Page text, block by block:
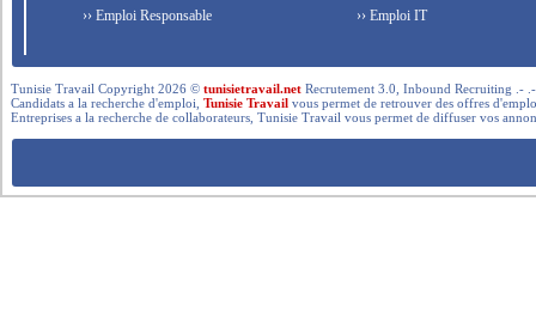
›› Emploi Responsable
›› Emploi IT
Tunisie Travail Copyright 2026 ©tunisietravail.net Recrutement 3.0, Inbound Recruiting .-
Candidats a la recherche d'emploi,Tunisie Travail vous permet de retrouver des offres
Entreprises a la recherche de collaborateurs, Tunisie Travail vous permet de diffuser vos